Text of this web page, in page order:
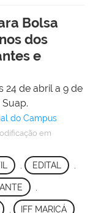
Bolsa
dos
e
24 de abril a 9 de
do Campus
em
EDITAL
IFF MARICÁ